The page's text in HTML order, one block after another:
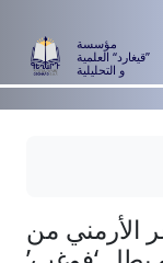
مؤسسة
”قيغارد“ العلمية
و التحليلية